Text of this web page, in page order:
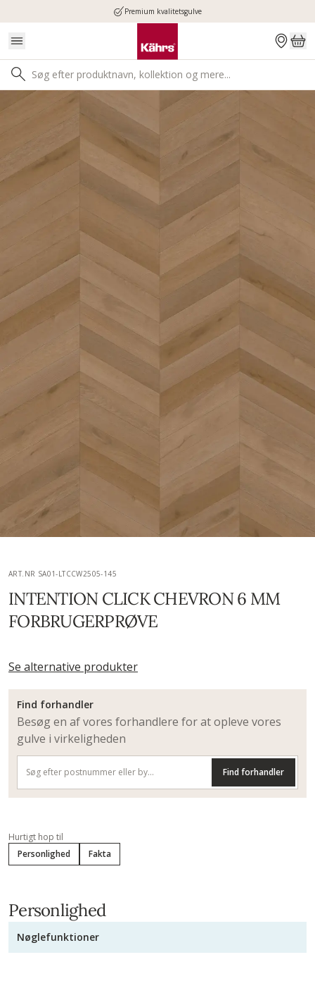
Premium kvalitetsgulve
ART.NR SA01-LTCCW2505-145
INTENTION CLICK CHEVRON 6 MM
FORBRUGERPRØVE
Se alternative produkter
Find forhandler
Besøg en af vores forhandlere for at opleve vores
gulve i virkeligheden
Find forhandler
Hurtigt hop til
Personlighed
Fakta
Personlighed
Nøglefunktioner